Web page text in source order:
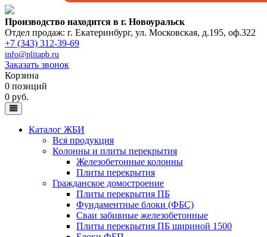
Производство находится в г. Новоуральск
Отдел продаж: г. Екатеринбург, ул. Московская, д.195, оф.322
+7 (343) 312-39-69
info@plitapb.ru
Заказать звонок
Корзина
0 позиций
0 руб.
Каталог ЖБИ
Вся продукция
Колонны и плиты перекрытия
Железобетонные колонны
Плиты перекрытия
Гражданское домостроение
Плиты перекрытия ПБ
Фундаментные блоки (ФБС)
Сваи забивные железобетонные
Плиты перекрытия ПБ шириной 1500